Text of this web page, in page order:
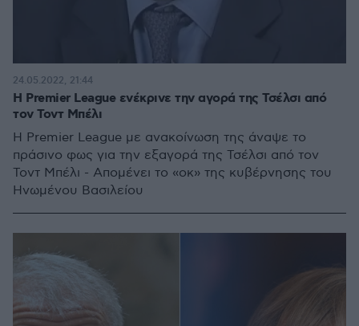
Η Premier League ενέκρινε την αγορά της Τσέλσι από
τον Τοντ Μπέλι
Η Premier League με ανακοίνωση της άναψε το
πράσινο φως για την εξαγορά της Τσέλσι από τον
Τοντ Μπέλι - Απομένει το «οκ» της κυβέρνησης του
Ηνωμένου Βασιλείου
24.05.2022, 21:44